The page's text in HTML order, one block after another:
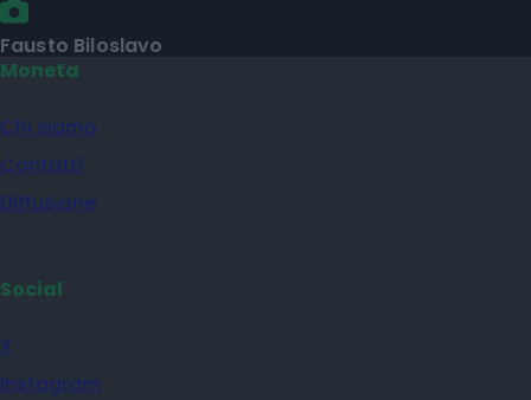
Fausto Biloslavo
Moneta
Chi siamo
Contatti
Diffusione
Social
X
Instagram